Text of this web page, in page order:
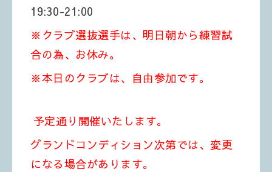
19:30-21:00
※クラブ選抜選手は、明日朝から練習試
合の為、お休み。
※本日のクラブは、自由参加です。
予定通り開催いたします。
グランドコンディション次第では、変更
になる場合があります。